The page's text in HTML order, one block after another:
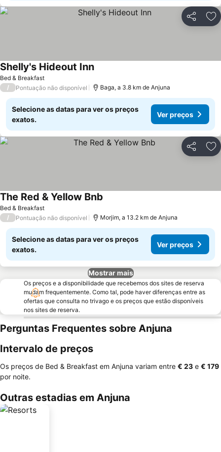
Partilhar
Bed & Breakfast
Shelly's Hideout InnVer preços
/ Pontuação não disponível Baga, a 3.8 km de Anjuna
Selecione as datas para ver os preços
exatos.
Ver preços
Partilhar
Bed & Breakfast
The Red & Yellow Bnb
/ Pontuação não disponível Morjim, a 13.2 km de Anjuna
Selecione as datas para ver os preços
exatos.
Ver preços
Mostrar mais
Os preços e a disponibilidade que recebemos dos sites de reserva
mudam frequentemente. Como tal, pode haver diferenças entre as
ofertas que consulta no trivago e os preços que estão disponíveis
nos sites de reserva.
Perguntas Frequentes sobre Anjuna
Intervalo de preços
Os preços de Bed & Breakfast em Anjuna variam entre ‎€ 23 e ‎€ 179
por noite.
Outras estadias em Anjuna